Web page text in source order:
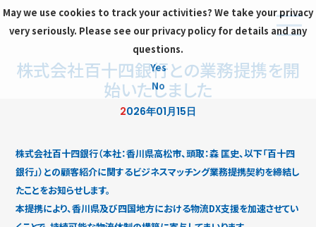
株式会社百十四銀行との業務提携を開
始いたしました
2026年01月15日
株式会社百十四銀行（本社：香川県高松市、頭取：森 匡史、以下「百十四
銀行」）との顧客紹介に関するビジネスマッチング業務提携契約を締結し
たことをお知らせします。
本提携により、香川県及び四国地方における物流DX支援を加速させてい
May we use cookies to track your activities? We take your privacy
very seriously. Please see our privacy policy for details and any
questions.
Yes
No